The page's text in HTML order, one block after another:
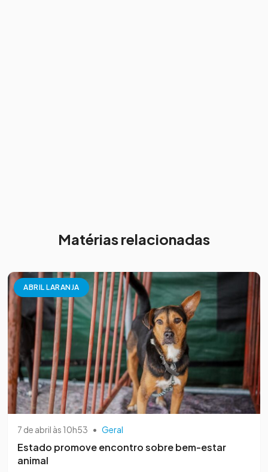
Matérias relacionadas
ABRIL LARANJA
7 de abril às 10h53 • Geral
Estado promove encontro sobre bem-estar
animal